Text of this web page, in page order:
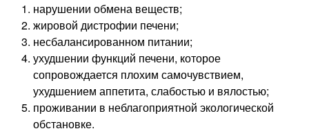
нарушении обмена веществ;
жировой дистрофии печени;
несбалансированном питании;
ухудшении функций печени, которое
сопровождается плохим самочувствием,
ухудшением аппетита, слабостью и вялостью;
проживании в неблагоприятной экологической
обстановке.